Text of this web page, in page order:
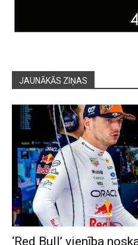
JAUNĀKĀS ZIŅAS
‘Red Bull’ vienība